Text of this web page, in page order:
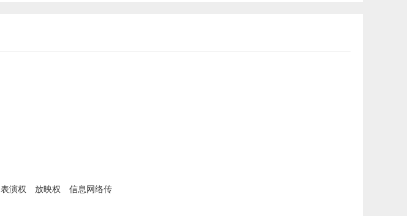
表演权 放映权
信息网络传